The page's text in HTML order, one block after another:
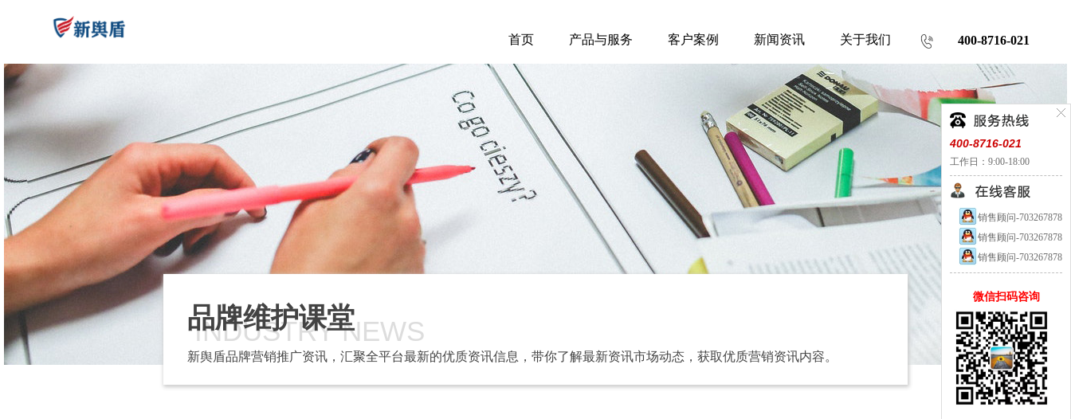
首页 产品与服务 客户案例 新闻资讯 关于我们 400-8716-021
品牌维护课堂
INDUSTRY NEWS
新舆盾品牌营销推广资讯，汇聚全平台最新的优质资讯信息，带你了解最新资讯市场动态，获取优质营销资讯内容。
400-8716-021
工作日：9:00-18:00
销售顾问-703267878
销售顾问-703267878
销售顾问-703267878
微信扫码咨询